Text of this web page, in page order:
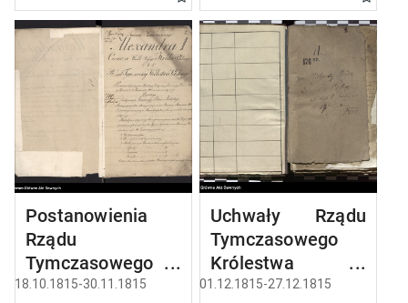
Postanowienia
Rządu
Tymczasowego
Królestwa
18.10.1815-30.11.1815
Uchwały Rządu
Tymczasowego
Królestwa
Polskiego.
01.12.1815-27.12.1815